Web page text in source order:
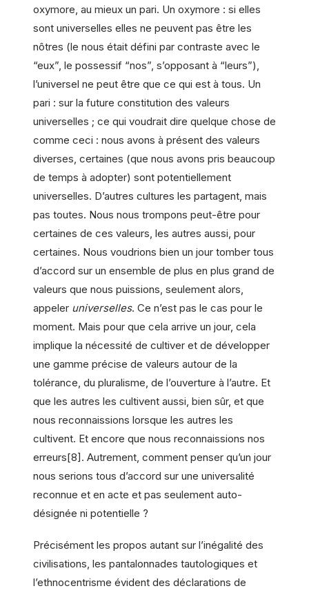
oxymore, au mieux un pari. Un oxymore : si elles
sont universelles elles ne peuvent pas être les
nôtres (le nous était défini par contraste avec le
“eux”, le possessif “nos”, s’opposant à “leurs”),
l’universel ne peut être que ce qui est à tous. Un
pari : sur la future constitution des valeurs
universelles ; ce qui voudrait dire quelque chose de
comme ceci : nous avons à présent des valeurs
diverses, certaines (que nous avons pris beaucoup
de temps à adopter) sont potentiellement
universelles. D’autres cultures les partagent, mais
pas toutes. Nous nous trompons peut-être pour
certaines de ces valeurs, les autres aussi, pour
certaines. Nous voudrions bien un jour tomber tous
d’accord sur un ensemble de plus en plus grand de
valeurs que nous puissions, seulement alors,
appeler universelles. Ce n’est pas le cas pour le
moment. Mais pour que cela arrive un jour, cela
implique la nécessité de cultiver et de développer
une gamme précise de valeurs autour de la
tolérance, du pluralisme, de l’ouverture à l’autre. Et
que les autres les cultivent aussi, bien sûr, et que
nous reconnaissions lorsque les autres les
cultivent. Et encore que nous reconnaissions nos
erreurs[8]. Autrement, comment penser qu’un jour
nous serions tous d’accord sur une universalité
reconnue et en acte et pas seulement auto-
désignée ni potentielle ?
Précisément les propos autant sur l’inégalité des
civilisations, les pantalonnades tautologiques et
l’ethnocentrisme évident des déclarations de